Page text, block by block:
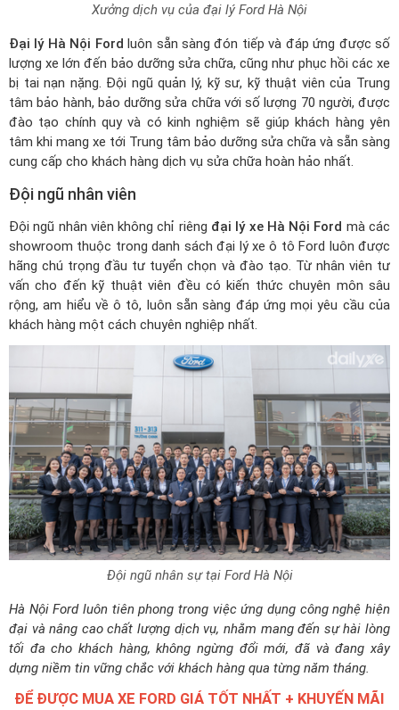
Xưởng dịch vụ của đại lý Ford Hà Nội
Đại lý Hà Nội Ford luôn sẵn sàng đón tiếp và đáp ứng được số
lượng xe lớn đến bảo dưỡng sửa chữa, cũng như phục hồi các xe
bị tai nạn nặng. Đội ngũ quản lý, kỹ sư, kỹ thuật viên của Trung
tâm bảo hành, bảo dưỡng sửa chữa với số lượng 70 người, được
đào tạo chính quy và có kinh nghiệm sẽ giúp khách hàng yên
tâm khi mang xe tới Trung tâm bảo dưỡng sửa chữa và sẵn sàng
cung cấp cho khách hàng dịch vụ sửa chữa hoàn hảo nhất.
Đội ngũ nhân viên
Đội ngũ nhân viên không chỉ riêng đại lý xe Hà Nội Ford mà các
showroom thuộc trongdanh sách đại lý xe ô tô Ford luôn được
hãng chú trọng đầu tư tuyển chọn và đào tạo. Từ nhân viên tư
vấn cho đến kỹ thuật viên đều có kiến thức chuyên môn sâu
rộng, am hiểu về ô tô, luôn sẵn sàng đáp ứng mọi yêu cầu của
khách hàng một cách chuyên nghiệp nhất.
Đội ngũ nhân sự tại Ford Hà Nội
Hà Nội Ford luôn tiên phong trong việc ứng dụng công nghệ hiện
đại và nâng cao chất lượng dịch vụ, nhằm mang đến sự hài lòng
tối đa cho khách hàng, không ngừng đổi mới, đã và đang xây
dựng niềm tin vững chắc với khách hàng qua từng năm tháng.
ĐỂ ĐƯỢC MUA XE FORD GIÁ TỐT NHẤT + KHUYẾN MÃI